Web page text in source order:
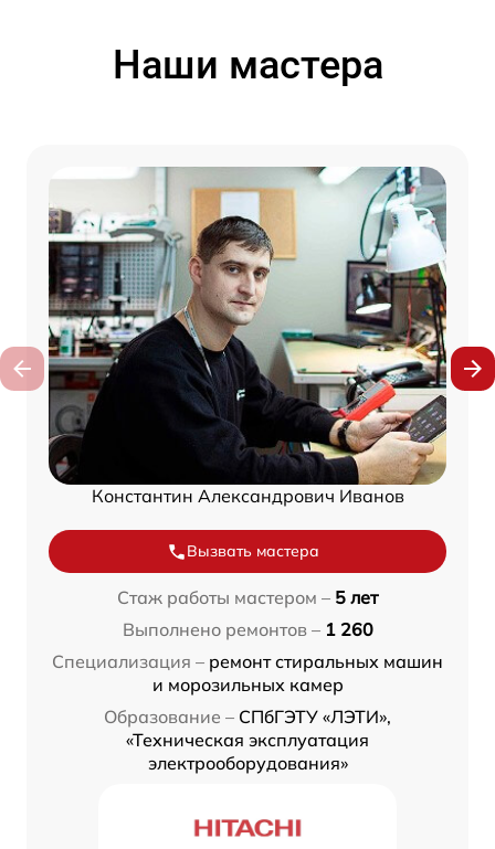
Наши мастера
Константин Александрович Иванов
Вызвать мастера
Стаж работы мастером – 5 лет
Выполнено ремонтов – 1 260
Специализация – ремонт стиральных машин
и морозильных камер
Образование – СПбГЭТУ «ЛЭТИ»,
«Техническая эксплуатация
электрооборудования»